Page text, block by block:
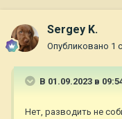
Sergey K.
Опубликовано 1
В 01.09.2023 в
Нет, разводить не